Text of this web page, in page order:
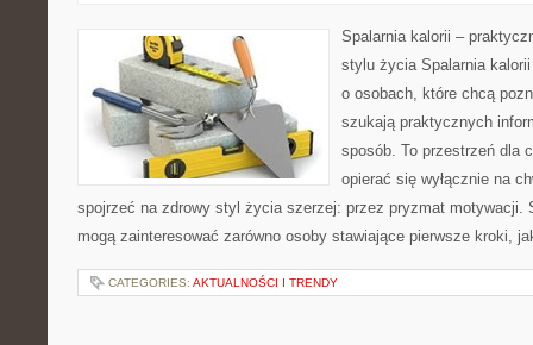
Spalarnia kalorii –
stylu życia Spalarnia
o osobach, które chcą
szukają praktycznych
sposób. To przestrzeń dla
opierać się wyłącznie na
spojrzeć na zdrowy styl życia szerzej: przez pryzmat motywacji.
mogą zainteresować zarówno osoby stawiające pierwsze kroki,
CATEGORIES: AKTUALNOŚCI I TRENDY